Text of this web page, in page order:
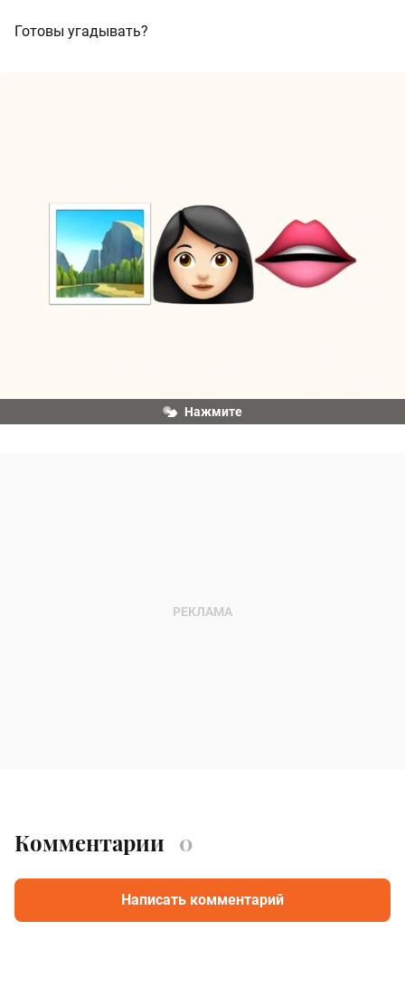
Готовы угадывать?
Нажмите
Комментарии 0
Написать комментарий